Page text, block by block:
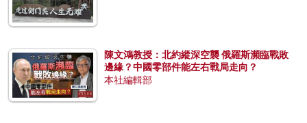
陳文鴻教授：北約縱深空襲 俄羅斯瀕臨戰敗
邊緣？中國零部件能左右戰局走向？
本社編輯部